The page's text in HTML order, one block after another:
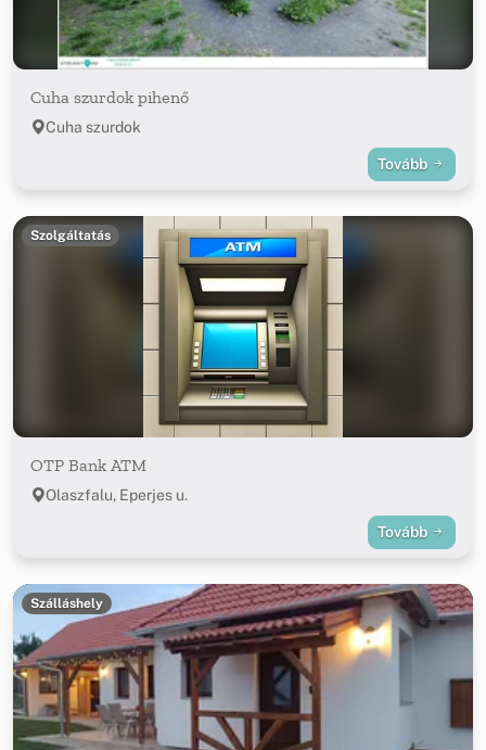
Cuha szurdok pihenő
Cuha szurdok
Tovább
Szolgáltatás
OTP Bank ATM
Olaszfalu, Eperjes u.
Tovább
Szálláshely